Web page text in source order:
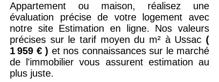
Appartement ou maison, réalisez une
évaluation précise de votre logement avec
notre site Estimation en ligne. Nos valeurs
précises sur le tarif moyen du m² à Ussac (
1 959 € ) et nos connaissances sur le marché
de l'immobilier vous assurent estimation au
plus juste.